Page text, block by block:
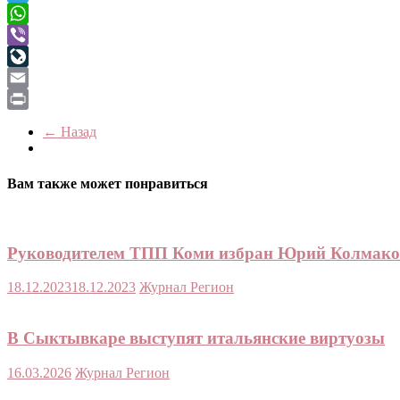
Telegram
WhatsApp
Viber
LiveJournal
Email
← Назад
Вам также может понравиться
Руководителем ТПП Коми избран Юрий
18.12.202318.12.2023 Журнал Регион
В Сыктывкаре выступят итальянские виртуозы
16.03.2026 Журнал Регион